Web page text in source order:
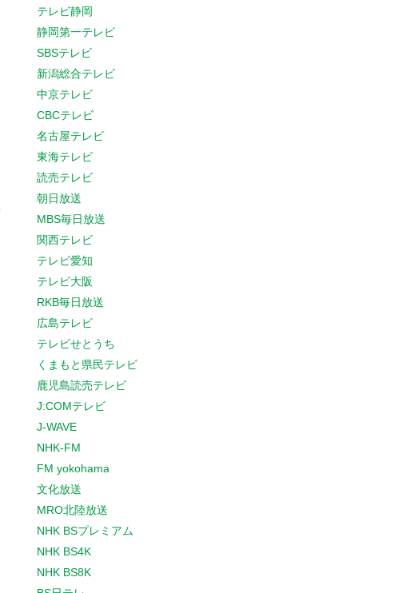
テレビ静岡
静岡第一テレビ
SBSテレビ
新潟総合テレビ
中京テレビ
CBCテレビ
名古屋テレビ
東海テレビ
読売テレビ
朝日放送
MBS毎日放送
関西テレビ
テレビ愛知
テレビ大阪
RKB毎日放送
広島テレビ
テレビせとうち
くまもと県民テレビ
鹿児島読売テレビ
J:COMテレビ
J-WAVE
NHK-FM
FM yokohama
文化放送
MRO北陸放送
NHK BSプレミアム
NHK BS4K
NHK BS8K